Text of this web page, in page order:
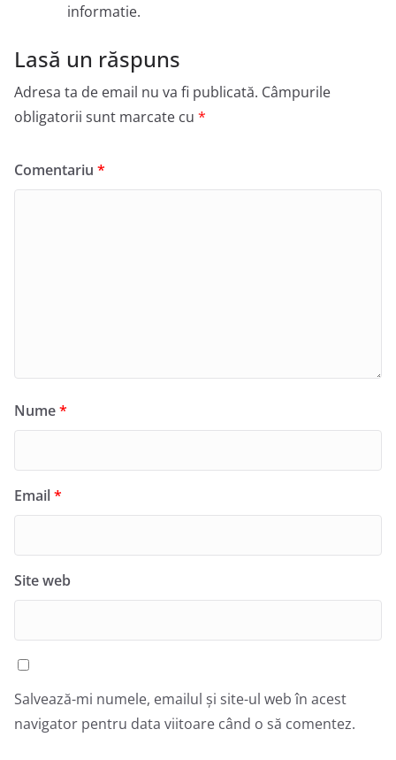
informatie.
Lasă un răspuns
Adresa ta de email nu va fi publicată. Câmpurile
obligatorii sunt marcate cu *
Comentariu *
Nume*
Email*
Site web
Salvează-mi numele, emailul și site-ul web în acest
navigator pentru data viitoare când o să comentez.